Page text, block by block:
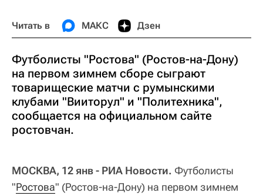
Читать в МАКС Дзен
Футболисты "Ростова" (Ростов-на-Дону)
на первом зимнем сборе сыграют
товарищеские матчи с румынскими
клубами "Вииторул" и "Политехника",
сообщается на официальном сайте
ростовчан.
МОСКВА, 12 янв - РИА Новости. Футболисты
"Ростова" (Ростов-на-Дону) на первом зимнем